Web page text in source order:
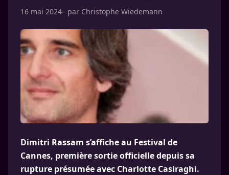
16 mai 2024– par Christophe Wiedemann
Dimitri Rassam s’affiche au Festival de
Cannes, première sortie officielle depuis sa
rupture présumée avec Charlotte Casiraghi.